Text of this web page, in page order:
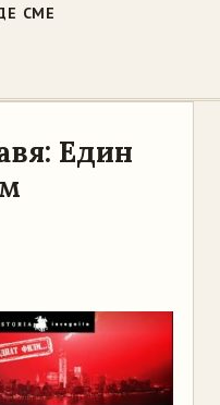
СМЕ
Един